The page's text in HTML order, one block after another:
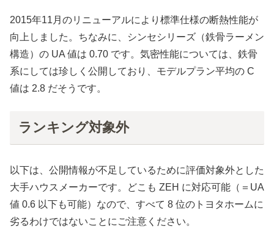
2015年11月のリニューアルにより標準仕様の断熱性能が
向上しました。ちなみに、シンセシリーズ（鉄骨ラーメン
構造）の UA 値は 0.70 です。気密性能については、鉄骨
系にしては珍しく公開しており、モデルプラン平均の C
値は 2.8 だそうです。
ランキング対象外
以下は、公開情報が不足しているために評価対象外とした
大手ハウスメーカーです。どこも ZEH に対応可能（＝UA
値 0.6 以下も可能）なので、すべて 8 位のトヨタホームに
劣るわけではないことにご注意ください。